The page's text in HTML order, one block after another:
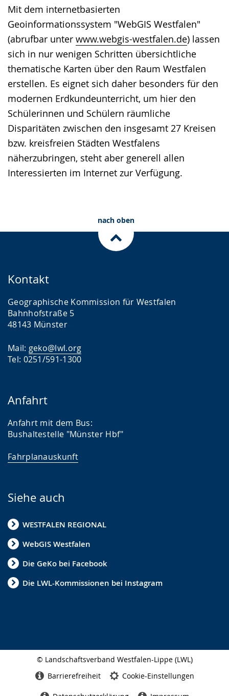
Mit dem internetbasierten
Geoinformationssystem "WebGIS Westfalen"
(abrufbar unter www.webgis-westfalen.de) lassen
sich in nur wenigen Schritten übersichtliche
thematische Karten über den Raum Westfalen
erstellen. Es eignet sich daher besonders für den
modernen Erdkundeunterricht, um hier den
Schülerinnen und Schülern räumliche
Disparitäten zwischen den insgesamt 27 Kreisen
bzw. kreisfreien Städten Westfalens
näherzubringen, steht aber generell allen
Interessierten im Internet zur Verfügung.
nach oben
Kontakt
Geographische Kommission für Westfalen
Bahnhofstraße 5
48143 Münster
Mail: geko@lwl.org
Tel: 0251/591-1300
Anfahrt
Anfahrt mit dem Bus:
Bushaltestelle "Münster Hbf"
Fahrplanauskunft
Siehe auch
WESTFALEN REGIONAL
WebGIS Westfalen
Die GeKo bei Facebook
Die LWL-Kommissionen bei Instagram
© Landschaftsverband Westfalen-Lippe (LWL)
Barrierefreiheit Cookie-Einstellungen